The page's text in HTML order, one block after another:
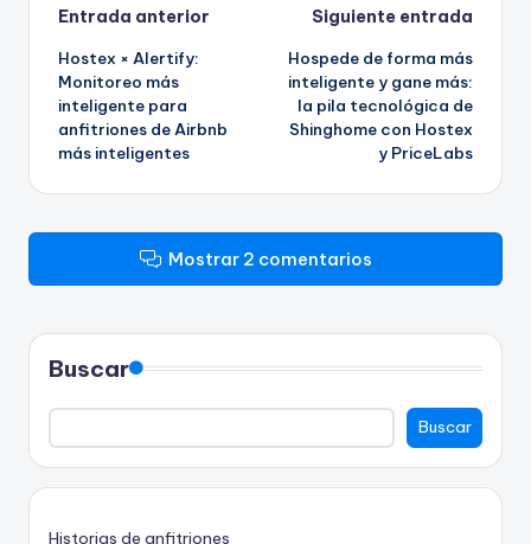
Navegación
de
entradas
Entrada anterior
Hostex × Alertify:
Monitoreo más
inteligente para
anfitriones de Airbnb
más inteligentes
Siguiente entrada
Hospede de forma más
inteligente y gane más:
la pila tecnológica de
Shinghome con Hostex
y PriceLabs
Mostrar 2 comentarios
Buscar
Buscar
Historias de anfitriones